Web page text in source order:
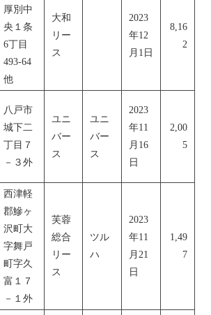
厚別中
央１条
6丁目
493-64
他
大和
リー
ス
2023
年12
月1日
8,16
2
八戸市
城下二
丁目７
－３外
ユニ
バー
ス
ユニ
バー
ス
2023
年11
月16
日
2,00
5
西津軽
郡鰺ヶ
沢町大
字舞戸
町字久
富１７
－１外
芙蓉
総合
リー
ス
ツル
ハ
2023
年11
月21
日
1,49
7